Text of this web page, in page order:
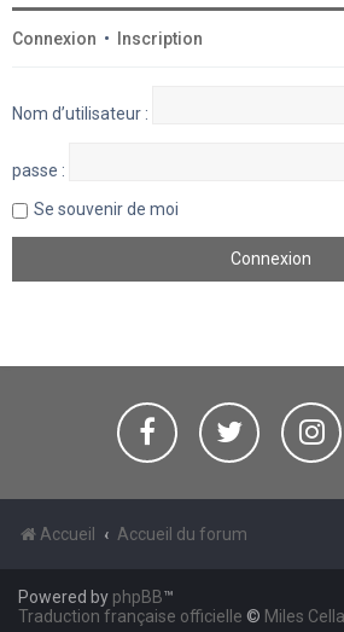
Connexion • Inscription
Nom d’utilisateur :
passe :
Se souvenir de moi
Accueil Accueil du forum
Powered by phpBB™
Traduction française officielle © Miles